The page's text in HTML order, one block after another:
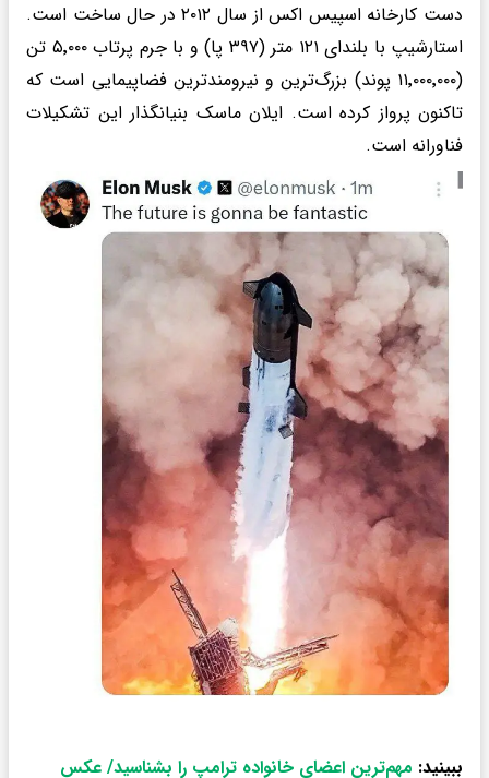
دست کارخانه اسپیس اکس از سال ۲۰۱۲ در حال ساخت است.
استارشیپ با بلندای ۱۲۱ متر (۳۹۷ پا) و با جرم پرتاب ۵٬۰۰۰ تن
(۱۱٬۰۰۰٬۰۰۰ پوند) بزرگ‌ترین و نیرومندترین فضاپیمایی است که
تاکنون پرواز کرده است. ایلان ماسک بنیانگذار این تشکیلات
فناورانه است.
ببینید: مهم‌ترین اعضای خانواده ترامپ را بشناسید/ عکس